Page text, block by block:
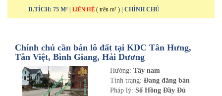
D.TÍCH: 75 M² | LIÊN HỆ ( trên m² ) | CHÍNH CHỦ
Chính chủ cần bán lô đất tại KDC Tân Hưng,
Tân Việt, Bình Giang, Hải Dương
Hướng: Tây nam
Tình trạng: Đang đăng bán
Pháp lý: Sổ Hồng Đầy Đủ